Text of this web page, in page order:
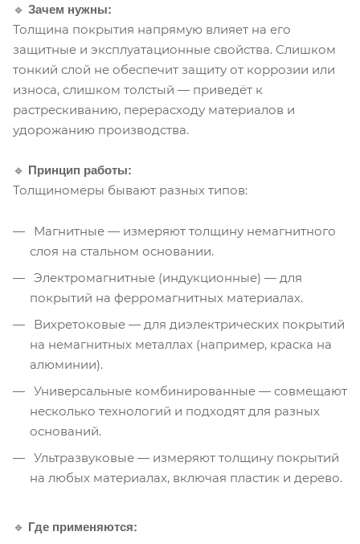
🔹 Зачем нужны:
Толщина покрытия напрямую влияет на его
защитные и эксплуатационные свойства. Слишком
тонкий слой не обеспечит защиту от коррозии или
износа, слишком толстый — приведёт к
растрескиванию, перерасходу материалов и
удорожанию производства.
🔹 Принцип работы:
Толщиномеры бывают разных типов:
Магнитные — измеряют толщину немагнитного
слоя на стальном основании.
Электромагнитные (индукционные) — для
покрытий на ферромагнитных материалах.
Вихретоковые — для диэлектрических покрытий
на немагнитных металлах (например, краска на
алюминии).
Универсальные комбинированные — совмещают
несколько технологий и подходят для разных
оснований.
Ультразвуковые — измеряют толщину покрытий
на любых материалах, включая пластик и дерево.
🔹 Где применяются: